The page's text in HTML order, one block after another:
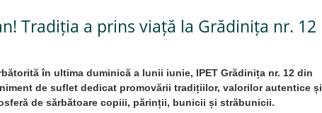
Tradiția a prins viață la Grădinița nr. 12
în ultima duminică a lunii iunie, IPET Grădinița nr. 12 din
de suflet dedicat promovării tradițiilor, valorilor autentice și
de sărbătoare copiii, părinții, bunicii și străbunicii.